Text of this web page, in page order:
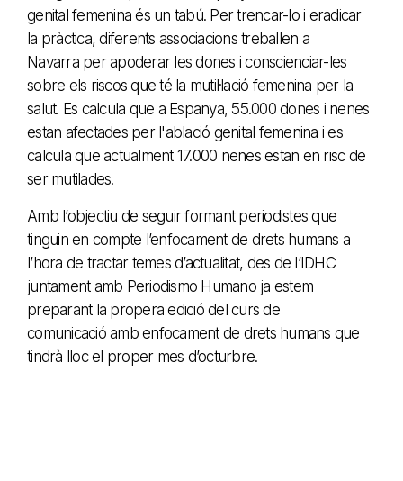
genital femenina és un tabú. Per trencar-lo i eradicar
la pràctica, diferents associacions treballen a
Navarra per apoderar les dones i conscienciar-les
sobre els riscos que té la mutil·lació femenina per la
salut. Es calcula que a Espanya, 55.000 dones i nenes
estan afectades per l'ablació genital femenina i es
calcula que actualment 17.000 nenes estan en risc de
ser mutilades.
Amb l’objectiu de seguir formant periodistes que
tinguin en compte l’enfocament de drets humans a
l’hora de tractar temes d’actualitat, des de l’IDHC
juntament amb Periodismo Humano ja estem
preparant la propera edició del curs de
comunicació amb enfocament de drets humans que
tindrà lloc el proper mes d’octurbre.